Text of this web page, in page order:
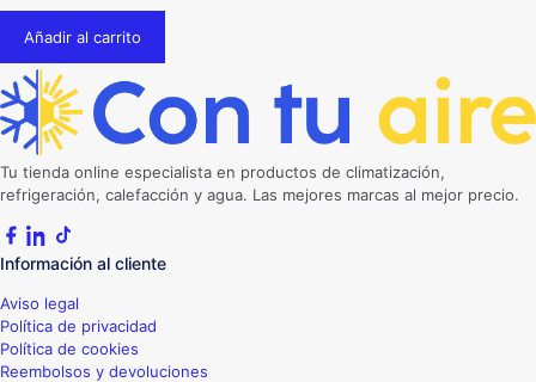
Añadir al carrito
Tu tienda online especialista en productos de climatización,
refrigeración, calefacción y agua. Las mejores marcas al mejor precio.
Información al cliente
Aviso legal
Política de privacidad
Política de cookies
Reembolsos y devoluciones